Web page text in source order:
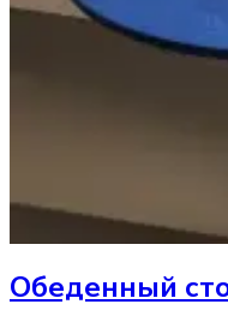
Обеденный